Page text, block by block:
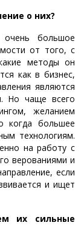
о них?
очень большое
от того, с
методы он
как в бизнес,
являются
Но чаще всего
желанием
когда большее
технологиям.
на работу с
верованиями и
если
и ищет
их сильные